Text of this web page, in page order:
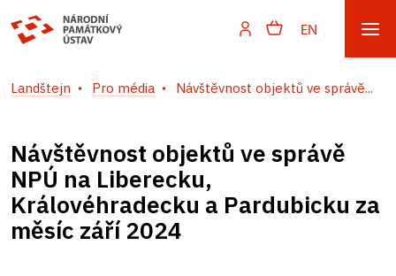
EN
Landštejn Pro média Návštěvnost objektů ve správě...
Návštěvnost objektů ve správě
NPÚ na Liberecku,
Královéhradecku a Pardubicku za
měsíc září 2024